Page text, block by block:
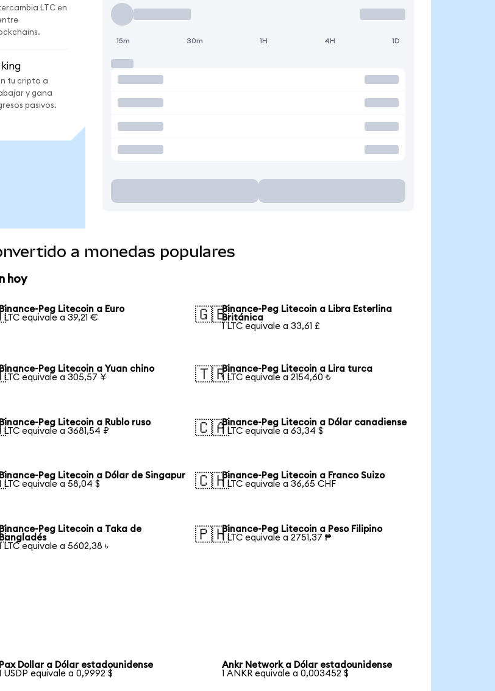
LTC en
tu cripto a
y gana
pasivos.
15m 30m 1H 4H 1D
a monedas populares
hoy
Binance-Peg Litecoin a Euro
LTC equivale a 39,21 €
🇬🇧Binance-Peg Litecoin a Libra Esterlina
Británica
1 LTC equivale a 33,61 £
Binance-Peg Litecoin a Yuan chino
LTC equivale a 305,57 ¥
🇹🇷Binance-Peg Litecoin a Lira turca
1 LTC equivale a 2154,60 ₺
Binance-Peg Litecoin a Rublo ruso
LTC equivale a 3681,54 ₽
🇨🇦Binance-Peg Litecoin a Dólar canadiense
1 LTC equivale a 63,34 $
Peg Litecoin a Dólar de Singapur
LTC equivale a 58,04 $
🇨🇭Binance-Peg Litecoin a Franco Suizo
1 LTC equivale a 36,65 CHF
Peg Litecoin a Taka de
LTC equivale a 5602,38 ৳
🇵🇭Binance-Peg Litecoin a Peso Filipino
1 LTC equivale a 2751,37 ₱
Pax Dollar a Dólar estadounidense
USDP equivale a 0,9992 $
Ankr Network a Dólar estadounidense
1 ANKR equivale a 0,003452 $